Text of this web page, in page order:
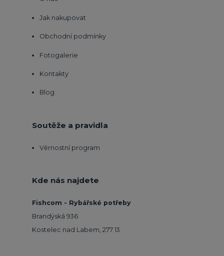
Jak nakupovat
Obchodní podmínky
Fotogalerie
Kontakty
Blog
Soutěže a pravidla
Věrnostní program
Kde nás najdete
Fishcom - Rybářské potřeby
Brandýská 936
Kostelec nad Labem, 277 13